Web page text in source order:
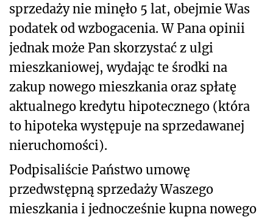
sprzedaży nie minęło 5 lat, obejmie Was
podatek od wzbogacenia. W Pana opinii
jednak może Pan skorzystać z ulgi
mieszkaniowej, wydając te środki na
zakup nowego mieszkania oraz spłatę
aktualnego kredytu hipotecznego (która
to hipoteka występuje na sprzedawanej
nieruchomości).
Podpisaliście Państwo umowę
przedwstępną sprzedaży Waszego
mieszkania i jednocześnie kupna nowego